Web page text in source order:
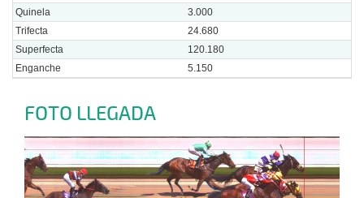
Quinela
3.000
Trifecta
24.680
Superfecta
120.180
Enganche
5.150
FOTO LLEGADA